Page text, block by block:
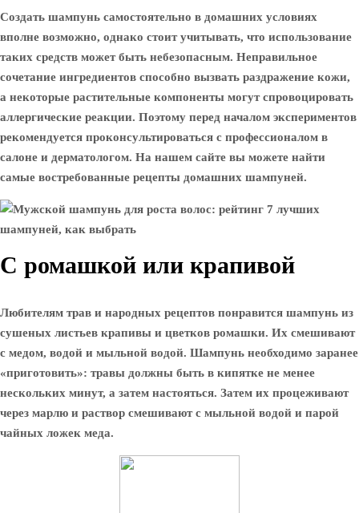
Создать шампунь самостоятельно в домашних условиях
вполне возможно, однако стоит учитывать, что использование
таких средств может быть небезопасным. Неправильное
сочетание ингредиентов способно вызвать раздражение кожи,
а некоторые растительные компоненты могут спровоцировать
аллергические реакции. Поэтому перед началом экспериментов
рекомендуется проконсультироваться с профессионалом в
салоне и дерматологом. На нашем сайте вы можете найти
самые востребованные рецепты домашних шампуней.
С ромашкой или крапивой
Любителям трав и народных рецептов понравится шампунь из
сушеных листьев крапивы и цветков ромашки. Их смешивают
с медом, водой и мыльной водой. Шампунь необходимо заранее
«приготовить»: травы должны быть в кипятке не менее
нескольких минут, а затем настояться. Затем их процеживают
через марлю и раствор смешивают с мыльной водой и парой
чайных ложек меда.